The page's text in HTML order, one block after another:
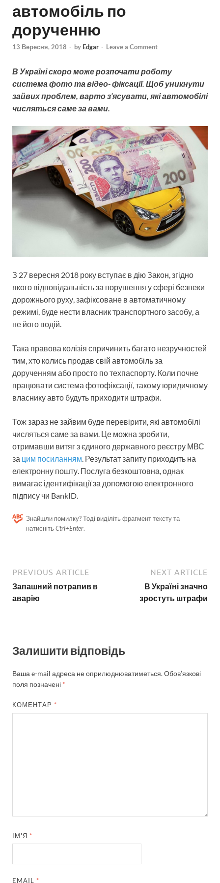
автомобіль по
дорученню
13 Вересня, 2018 - by Edgar - Leave a Comment
В Україні скоро може розпочати роботу
система фото та відео- фіксації. Щоб уникнути
зайвих проблем, варто з’ясувати, які автомобілі
числяться саме за вами.
З 27 вересня 2018 року вступає в дію Закон, згідно
якого відповідальність за порушення у сфері безпеки
дорожнього руху, зафіксоване в автоматичному
режимі, буде нести власник транспортного засобу, а
не його водій.
Така правова колізія спричинить багато незручностей
тим, хто колись продав свій автомобіль за
дорученням або просто по техпаспорту. Коли почне
працювати система фотофіксації, такому юридичному
власнику авто будуть приходити штрафи.
Тож зараз не зайвим буде перевірити, які автомобілі
числяться саме за вами. Це можна зробити,
отримавши витяг з єдиного державного реєстру МВС
за цим посиланням. Результат запиту приходить на
електронну пошту. Послуга безкоштовна, однак
вимагає ідентифікації за допомогою електронного
підпису чи BankID.
Знайшли помилку? Тоді виділіть фрагмент тексту та
натисніть Ctrl+Enter.
PREVIOUS ARTICLE
Запашний потрапив в
аварію
NEXT ARTICLE
В Україні значно
зростуть штрафи
Залишити відповідь
Ваша e-mail адреса не оприлюднюватиметься.Обов’язкові
поля позначені *
КОМЕНТАР *
ІМ'Я *
EMAIL *